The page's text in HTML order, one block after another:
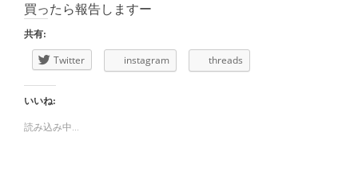
買ったら報告しますー
共有:
Twitter instagram threads
いいね:
読み込み中...